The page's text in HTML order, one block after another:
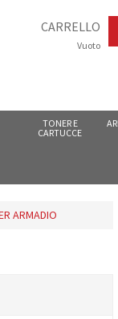
CARRELLO
Vuoto
TONER E
CARTUCCE
ARMADIO